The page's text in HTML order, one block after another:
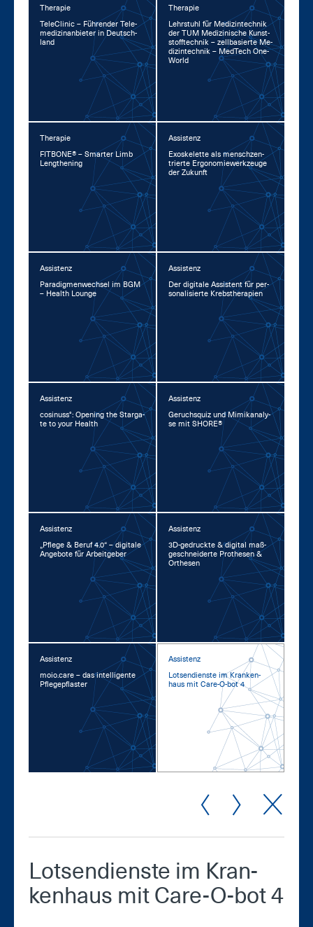
Therapie
TeleCli­nic – Füh­ren­der Te­le­
me­di­zin­an­bie­ter in Deutsch­
land
Therapie
Lehr­stuhl für Me­di­zin­tech­nik
der TUM Me­di­zi­ni­sche Kunst­
stoff­tech­nik – zell­ba­sier­te Me­
di­zin­tech­nik – Med­Tech One­
World
Therapie
FIT­BO­NE® – Smar­ter Limb
Leng­the­ning
Assistenz
Exo­s­ke­let­te als mensch­zen­
trier­te Er­go­no­mie­werk­zeu­ge
der Zu­kunft
Assistenz
Pa­ra­dig­men­wech­sel im BGM
– Health Lounge
Assistenz
Der di­gi­ta­le As­sis­tent für per­
so­na­li­sier­te Krebs­the­ra­pi­en
Assistenz
co­si­nuss°: Opening the Star­ga­
te to your Health
Assistenz
Ge­ruchs­quiz und Mi­mi­kana­ly­
se mit SHORE®
Assistenz
„Pfle­ge & Be­ruf 4.0“ – di­gi­ta­le
An­ge­bo­te für Ar­beit­ge­ber
Assistenz
3D-ge­druck­te & di­gi­tal maß­
ge­schnei­der­te Pro­the­sen &
Or­the­sen
Assistenz
moio.ca­re – das in­tel­li­gen­te
Pfle­ge­pflas­ter
Assistenz
Lot­sen­diens­te im Kran­ken­
haus mit Ca­re-O-bot 4
Lot­sen­diens­te im Kran­
ken­haus mit Ca­re-O-bot 4